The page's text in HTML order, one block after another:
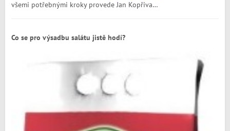
všemi potřebnými kroky provede Jan Kopřiva…
Co se pro výsadbu salátu jistě hodí?